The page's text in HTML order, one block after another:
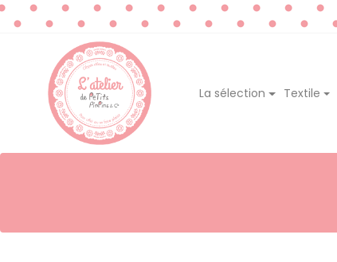
La sélection Textile